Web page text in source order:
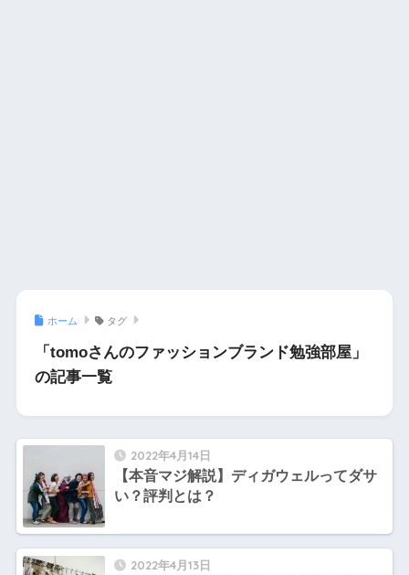
ホーム タグ
「tomoさんのファッションブランド勉強部屋」
の記事一覧
2022年4月14日
【本音マジ解説】ディガウェルってダサ
い？評判とは？
2022年4月13日